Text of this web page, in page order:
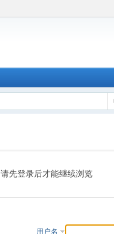
请先登录后才能继续浏览
用户名